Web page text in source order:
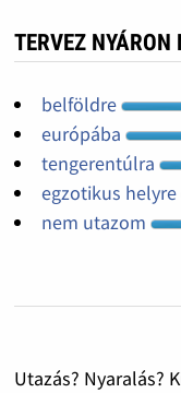
TERVEZ
belföldre
európába
tengerentúlra
egzotikus helyre
nem utazom
Utazás? Nyaralás?